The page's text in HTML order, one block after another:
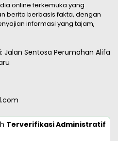
online terkemuka yang
berita berbasis fakta, dengan
informasi yang tajam,
Jalan Sentosa Perumahan Alifa
Terverifikasi Administratif